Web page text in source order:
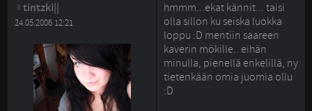
tintzki||
24.05.2006 12:21
hmmm...ekat kännit... taisi
olla sillon ku seiska luokka
loppu :D mentiin saareen
kaverin mökille.. eihän
minulla, pienellä enkelillä, ny
tietenkään omia juomia ollu
:D